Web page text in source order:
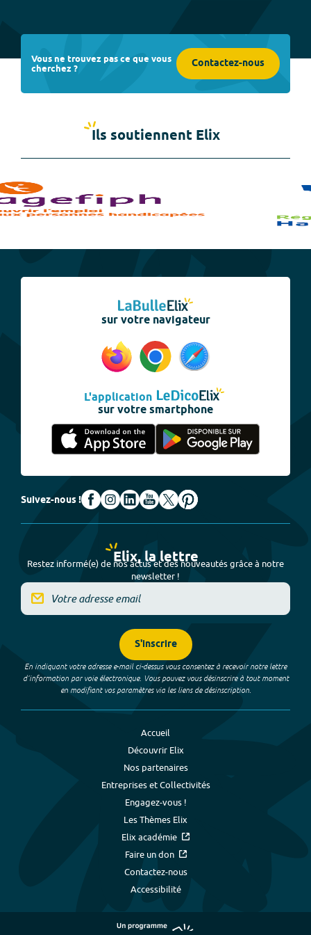
Vous ne trouvez pas ce que vous
cherchez ? Contactez-nous
Ils soutiennent Elix
sur votre navigateur
L'application
sur votre smartphone
Suivez-nous !
Elix, la lettre
Restez informé(e) de nos actus et des nouveautés grâce à notre
newsletter !
S'inscrire
En indiquant votre adresse e-mail ci-dessus vous consentez à recevoir notre lettre
d’information par voie électronique. Vous pouvez vous désinscrire à tout moment
en modifiant vos paramètres via les liens de désinscription.
Accueil
Découvrir Elix
Nos partenaires
Entreprises et Collectivités
Engagez-vous !
Les Thèmes Elix
Elix académie
Faire un don
Contactez-nous
Accessibilité